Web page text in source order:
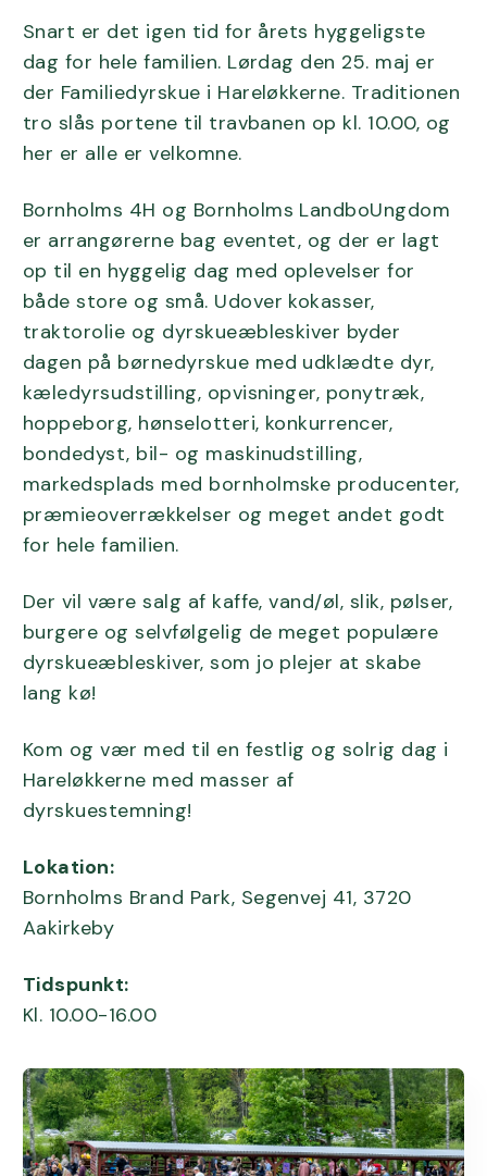
Snart er det igen tid for årets hyggeligste
dag for hele familien. Lørdag den 25. maj er
der Familiedyrskue i Hareløkkerne. Traditionen
tro slås portene til travbanen op kl. 10.00, og
her er alle er velkomne.
Bornholms 4H og Bornholms LandboUngdom
er arrangørerne bag eventet, og der er lagt
op til en hyggelig dag med oplevelser for
både store og små. Udover kokasser,
traktorolie og dyrskueæbleskiver byder
dagen på børnedyrskue med udklædte dyr,
kæledyrsudstilling, opvisninger, ponytræk,
hoppeborg, hønselotteri, konkurrencer,
bondedyst, bil- og maskinudstilling,
markedsplads med bornholmske producenter,
præmieoverrækkelser og meget andet godt
for hele familien.
Der vil være salg af kaffe, vand/øl, slik, pølser,
burgere og selvfølgelig de meget populære
dyrskueæbleskiver, som jo plejer at skabe
lang kø!
Kom og vær med til en festlig og solrig dag i
Hareløkkerne med masser af
dyrskuestemning!
Lokation:
Bornholms Brand Park, Segenvej 41, 3720
Aakirkeby
Tidspunkt:
Kl. 10.00-16.00